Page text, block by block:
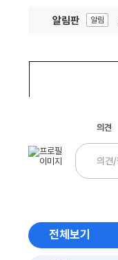
알림판 알림
의견
전체보기